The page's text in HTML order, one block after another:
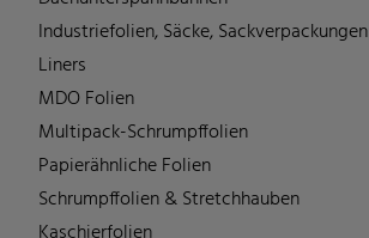
Industriefolien, Säcke, Sackverpackungen
Liners
MDO Folien
Multipack-Schrumpffolien
Papierähnliche Folien
Schrumpffolien & Stretchhauben